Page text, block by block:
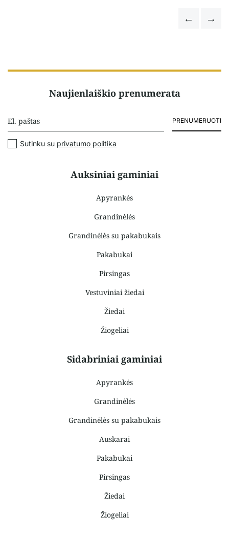
Auksiniai gaminiai
Apyrankės
Grandinėlės
Grandinėlės su pakabukais
Pakabukai
Pirsingas
Vestuviniai žiedai
Žiedai
Žiogeliai
Sidabriniai gaminiai
Apyrankės
Grandinėlės
Grandinėlės su pakabukais
Auskarai
Pakabukai
Pirsingas
Žiedai
Žiogeliai
Naujienlaiškio prenumerata
PRENUMERUOTI
Sutinku su privatumo politika